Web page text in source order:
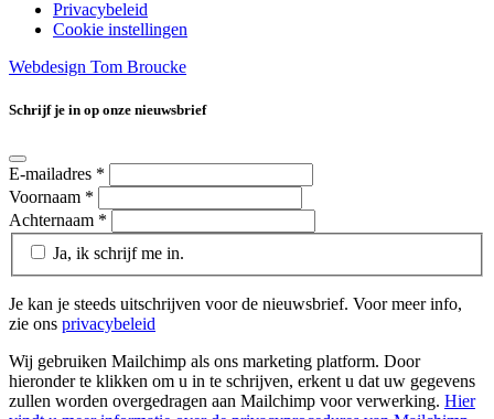
Privacybeleid
Cookie instellingen
Webdesign Tom Broucke
Schrijf je in op onze nieuwsbrief
E-mailadres *
Voornaam *
Achternaam *
Ja, ik schrijf me in.
Je kan je steeds uitschrijven voor de nieuwsbrief. Voor meer info,
zie ons privacybeleid
Wij gebruiken Mailchimp als ons marketing platform. Door
hieronder te klikken om u in te schrijven, erkent u dat uw gegevens
zullen worden overgedragen aan Mailchimp voor verwerking. Hier